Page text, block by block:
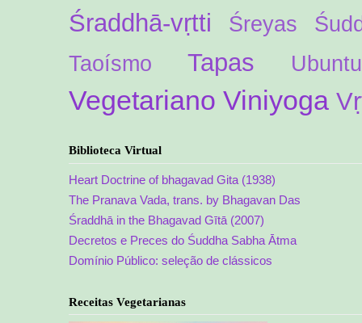
Śraddhā-vṛtti Śreyas
Taoísmo
Tapas Ubuntu
Vegetariano Viniyoga
Biblioteca Virtual
Heart Doctrine of bhagavad Gita (1938)
The Pranava Vada, trans. by Bhagavan Das
Śraddhā in the Bhagavad Gītā (2007)
Decretos e Preces do Śuddha Sabha Ātma
Domínio Público: seleção de clássicos
Receitas Vegetarianas